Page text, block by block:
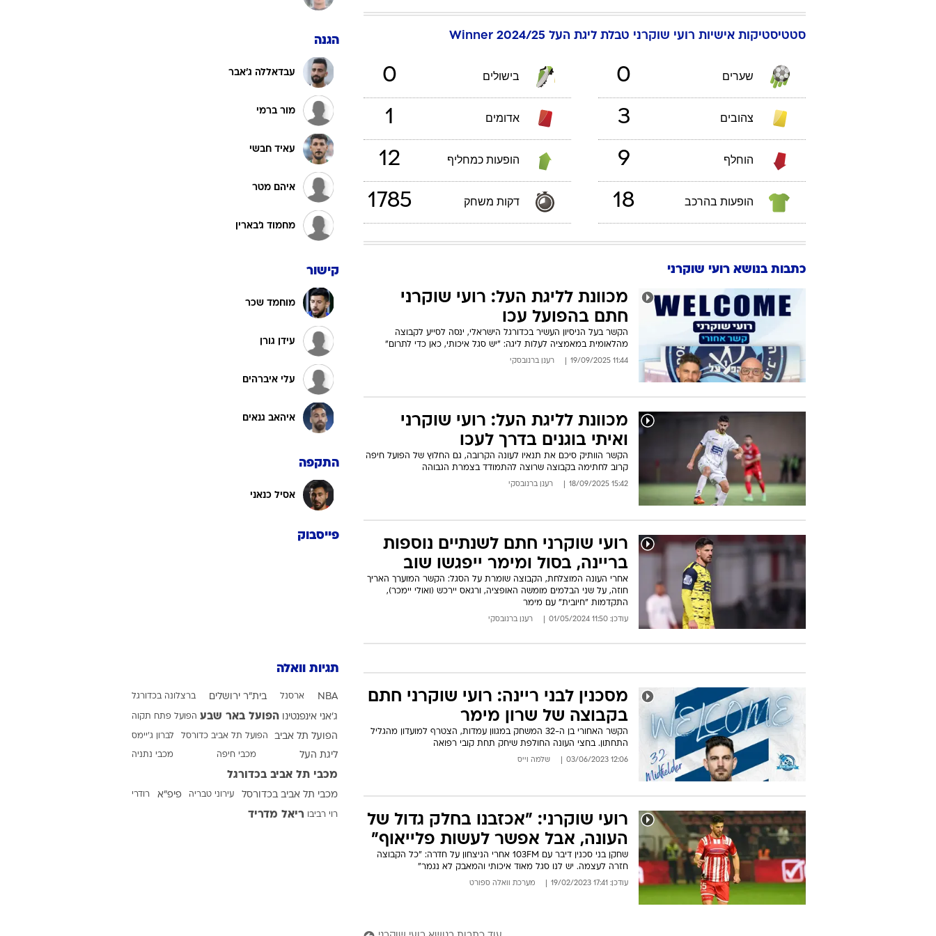
ענפים נוספים
ארכיון מדורים מחוץ לקווים
משרד החוץ
ספורט בחקירה
יורו 2012
גולף
תקצירים
סטטיסטיקות אישיות רועי שוקרני טבלת ליגת העל Winner 2024/25
שערים 0 בישולים 0
צהובים 3 אדומים 1
הוחלף 9 הופעות כמחליף 12
הופעות בהרכב 18 דקות משחק 1785
כתבות בנושא רועי שוקרני
מכוונת לליגת העל: רועי שוקרני
חתם בהפועל עכו
הקשר בעל הניסיון העשיר בכדורגל הישראלי, ינסה לסייע לקבוצה
מהלאומית במאמציה לעלות ליגה: "יש סגל איכותי, כאן כדי לתרום"
11:44 19/09/2025 רענן ברנובסקי
מכוונת לליגת העל: רועי שוקרני
ואיתי בוגנים בדרך לעכו
הקשר הוותיק סיכם את תנאיו לעונה הקרובה, גם החלוץ של הפועל חיפה
קרוב לחתימה בקבוצה שרוצה להתמודד בצמרת הגבוהה
15:42 18/09/2025 רענן ברנובסקי
רועי שוקרני חתם לשנתיים נוספות
בריינה, בסול ומימר ייפגשו שוב
אחרי העונה המוצלחת, הקבוצה שומרת על הסגל: הקשר המוערך האריך
חוזה, על שני הבלמים מומשה האופציה, ורגאס יירכש (ואולי יימכר),
התקדמות "חיובית" עם מימר
עודכן: 11:50 01/05/2024 רענן ברנובסקי
מסכנין לבני ריינה: רועי שוקרני חתם
בקבוצה של שרון מימר
הקשר האחורי בן ה-32 המשחק במגוון עמדות, הצטרף למועדון מהגליל
התחתון. בחצי העונה החולפת שיחק תחת קובי רפואה
12:06 03/06/2023 שלמה וייס
רועי שוקרני: "אכזבנו בחלק גדול של
העונה, אבל אפשר לעשות פלייאוף"
שחקן בני סכנין דיבר עם 103FM אחרי הניצחון על חדרה: "כל הקבוצה
חזרה לעצמה. יש לנו סגל מאוד איכותי והמאבק לא נגמר"
עודכן: 17:41 19/02/2023 מערכת וואלה ספורט
הגנה
עבדאללה ג'אבר
מור ברמי
עאיד חבשי
איהם מטר
מחמוד ג'בארין
קישור
מוחמד שכר
עידן גורן
עלי איברהים
איהאב גנאים
התקפה
אסיל כנאני
פייסבוק
תגיות וואלה
NBA ארסנל בית"ר ירושלים ברצלונה בכדורגל
ג'אני אינפנטינו הפועל באר שבע הפועל פתח תקוה
הפועל תל אביב הפועל תל אביב כדורסל לברון ג'יימס
ליגת העל מכבי חיפה מכבי נתניה
מכבי תל אביב בכדורגל
מכבי תל אביב בכדורסל עירוני טבריה פיפ"א רודרי
רוי רביבו ריאל מדריד